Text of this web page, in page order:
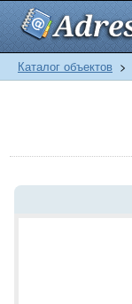
Каталог объектов >